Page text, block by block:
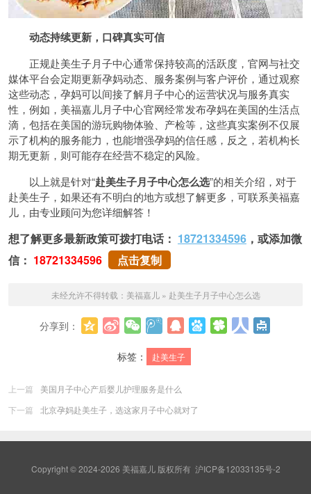
动态持续更新，口碑真实可信
正规赴美生子月子中心通常保持较高的活跃度，官网与社交
媒体平台会定期更新孕妈动态、服务案例与客户评价，通过观察
这些动态，孕妈可以间接了解月子中心的运营状况与服务真实
性，例如，美福嘉儿月子中心官网经常发布孕妈在美国的生活点
滴，包括在美国的游玩购物体验、产检等，这些真实案例不仅展
示了机构的服务能力，也能增强孕妈的信任感，反之，若机构长
期无更新，则可能存在经营不稳定的风险。
以上就是针对“赴美生子月子中心怎么选”的相关介绍，对于
赴美生子，如果还有不明白的地方或想了解更多，可联系美福嘉
儿，由专业顾问为您详细解答！
想了解更多最新政策可拨打电话： 18721334596 ，或添加微
信： 18721334596 点击复制
未经允许不得转载： 美福嘉儿» 赴美生子月子中心怎么选
分享到：
标签：
赴美生子
上一篇
美国月子中心产后婴儿护理服务是什么
下一篇
北京孕妈赴美生子，选这家月子中心就对了
Copyright © 2024-2026 美福嘉儿 版权所有 沪ICP备12033135号-2